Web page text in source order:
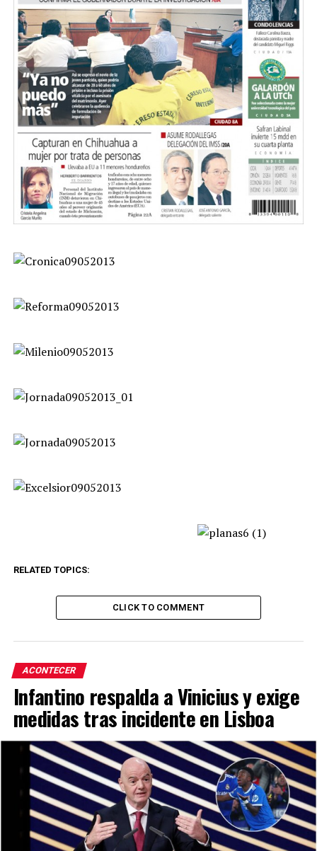
RELATED TOPICS:
CLICK TO COMMENT
ACONTECER
Infantino respalda a Vinicius y exige
medidas tras incidente en Lisboa